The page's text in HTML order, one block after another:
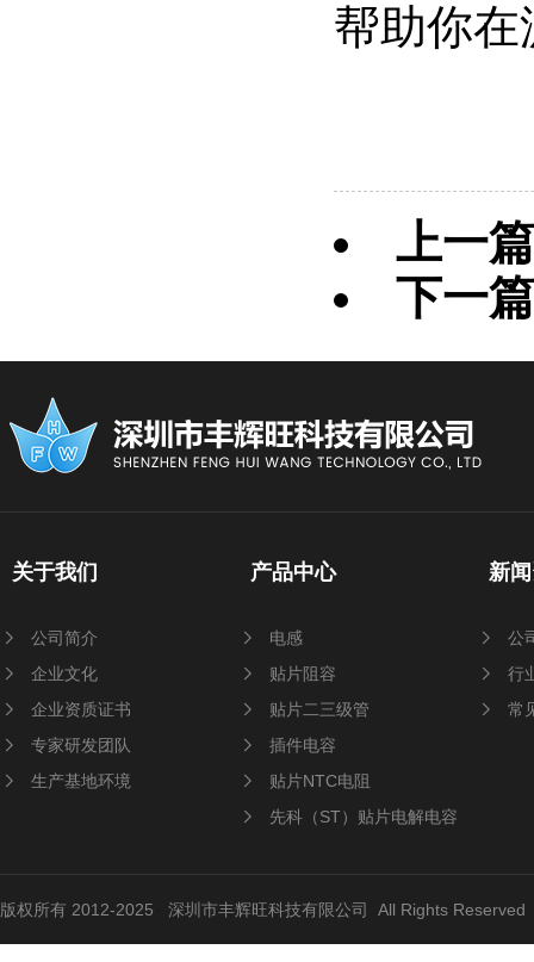
帮助你
上一
下一
关于我们
公司简介
企业文化
企业资质证书
专家研发团队
生产基地环境
产品中心
电感
贴片阻容
贴片二三级管
插件电容
贴片NTC电阻
先科（ST）贴片电解电容
新
公
行
常
版权所有 2012-2025 深圳市丰辉旺科技有限公司 All Rights